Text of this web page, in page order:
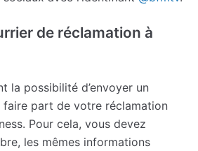
de réclamation à
la possibilité d’envoyer un
part de votre réclamation
Pour cela, vous devez
les mêmes informations